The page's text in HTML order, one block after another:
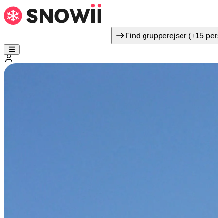
Find grupperejser (+15